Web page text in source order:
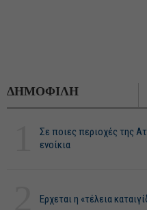
ΔΗΜΟΦΙΛΗ
Σε ποιες περιοχές της
ενοίκια
Ερχεται η «τέλεια